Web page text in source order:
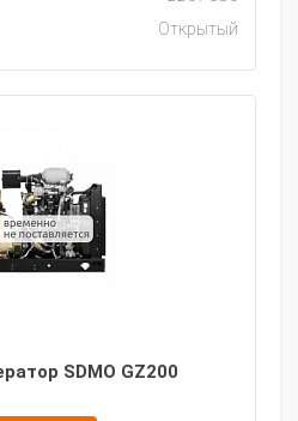
Открытый
SDMO GZ200